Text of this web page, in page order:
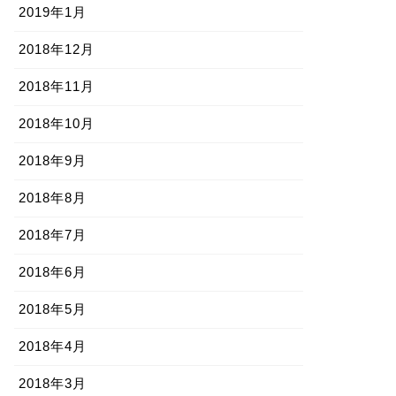
2019年1月
2018年12月
2018年11月
2018年10月
2018年9月
2018年8月
2018年7月
2018年6月
2018年5月
2018年4月
2018年3月